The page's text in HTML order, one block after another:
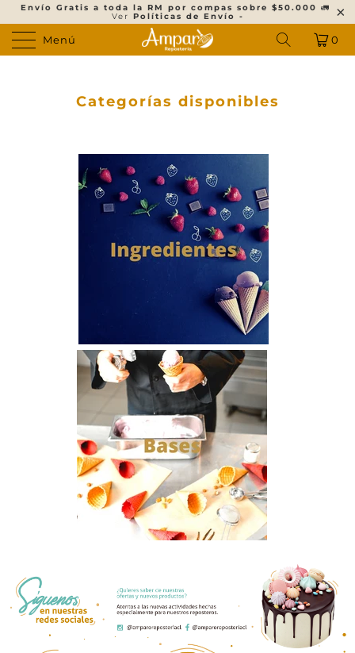
Envío Gratis a toda la RM por compas sobre $50.000 🚛
Ver Políticas de Envío -
Menú 0
Categorías disponibles